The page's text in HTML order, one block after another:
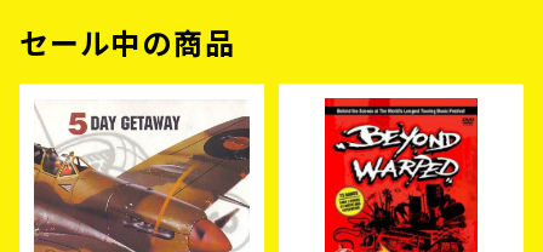
セール中の商品